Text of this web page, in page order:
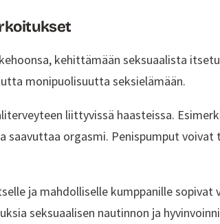
kehittämään seksuaalista
monipuolisuutta seksielämään.
liittyvissä haasteissa.
saavuttaa orgasmi. Penispumput
ja mahdolliselle kumppanille
seksuaalisen nautinnon ja